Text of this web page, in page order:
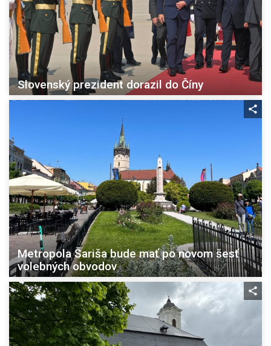
Slovenský prezident dorazil do Číny
Metropola Šariša bude mať po novom šesť
volebných obvodov